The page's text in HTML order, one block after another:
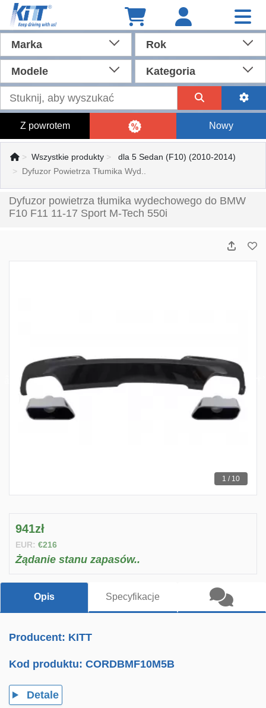
Marka Rok
Modele Kategoria
Z powrotem Nowy
Wszystkie produkty
dla 5 Sedan (F10) (2010-2014)
Dyfuzor Powietrza Tłumika Wyd..
Dyfuzor powietrza tłumika wydechowego do BMW
F10 F11 11-17 Sport M-Tech 550i
1 / 10
941zł
EUR: €216
Żądanie stanu zapasów..
Opis Specyfikacje
Producent: KITT
Kod produktu:CORDBMF10M5B
Detale